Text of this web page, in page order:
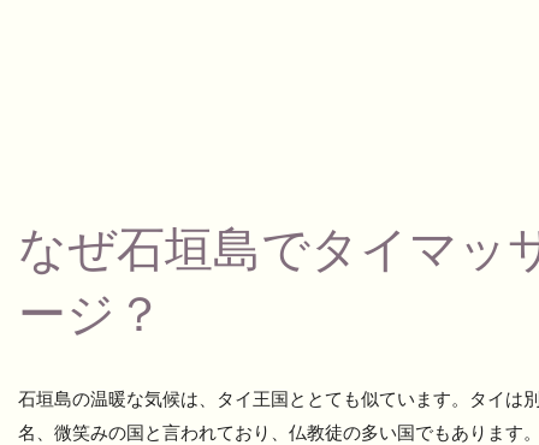
なぜ石垣島でタイマッ
ージ？
石垣島の温暖な気候は、タイ王国ととても似ています。タイは
名、微笑みの国と言われており、仏教徒の多い国でもあります